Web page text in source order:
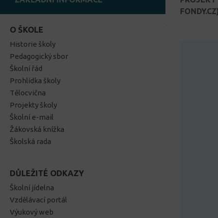
FONDY.CZ)
O ŠKOLE
Historie školy
Pedagogický sbor
Školní řád
Prohlídka školy
Tělocvična
Projekty školy
Školní e-mail
Žákovská knížka
Školská rada
DŮLEŽITÉ ODKAZY
Školní jídelna
Vzdělávací portál
Výukový web